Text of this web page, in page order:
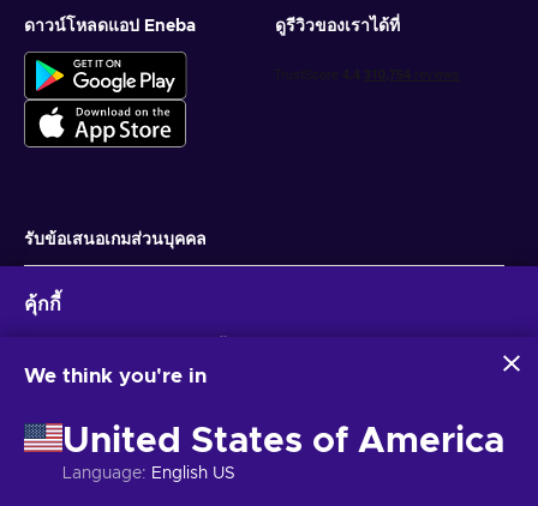
ดาวน์โหลดแอป Eneba ดูรีวิวของเราได้ที่
รับข้อเสนอเกมส่วนบุคคล
คุ้กกี้
รวบรวมและวิเคราะห์ข้อมูลเกี่ยวกับผู้ใช้เว็บไซต์นี้ เราใช้ข้อมูลนี้เพื่อ
บุคคลของคุณอาจถูกนำไปใช้เพื่อปรับแต่งโฆษณา
การคลิก 'ยอมรับทั้งหมด' หมายความว่าคุณยินยอมให้ Eneba และ
พันธมิตรใช้เทคโนโลยีเหล่านี้ คุณสามารถปรับเปลี่ยนความยินยอม
We think you're in
United States of America
Language: English US